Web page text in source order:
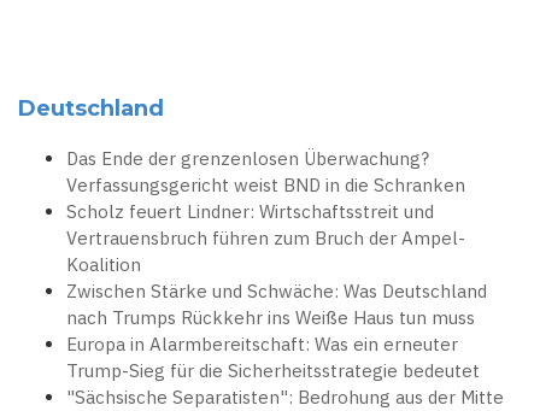
Deutschland
Das Ende der grenzenlosen Überwachung?
Verfassungsgericht weist BND in die Schranken
Scholz feuert Lindner: Wirtschaftsstreit und
Vertrauensbruch führen zum Bruch der Ampel-
Koalition
Zwischen Stärke und Schwäche: Was Deutschland
nach Trumps Rückkehr ins Weiße Haus tun muss
Europa in Alarmbereitschaft: Was ein erneuter
Trump-Sieg für die Sicherheitsstrategie bedeutet
"Sächsische Separatisten": Bedrohung aus der Mitte